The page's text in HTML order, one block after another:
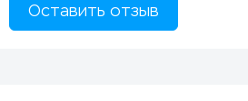
Оставить отзыв